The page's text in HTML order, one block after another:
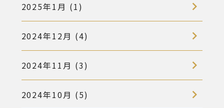
2025年1月 (1)
2024年12月 (4)
2024年11月 (3)
2024年10月 (5)